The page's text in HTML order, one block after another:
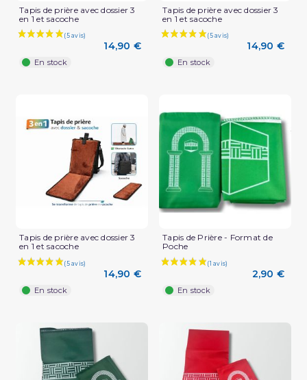
(1 avis)
Tapis de prière avec dossier 3
en 1 et sacoche
14,90 €
En stock
Tapis de prière avec dossier 3
en 1 et sacoche
14,90 €
En stock
Tapis de prière avec dossier 3
en 1 et sacoche
14,90 €
En stock
Tapis de Prière - Format de
Poche
2,90 €
En stock